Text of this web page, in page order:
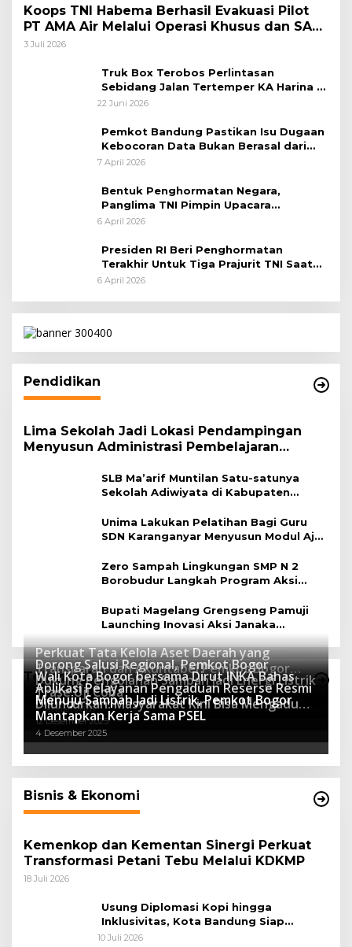
Koops TNI Habema Berhasil Evakuasi Pilot
PT AMA Air Melalui Operasi Khusus dan SAR
Taktis
3 Juli 2026
Truk Box Terobos Perlintasan
Sebidang Jalan Tertemper KA Harina di
Jalan Stasiun Poncol-Jrakah Semarang
22 Juni 2026
Pemkot Bandung Pastikan Isu Dugaan
Kebocoran Data Bukan Berasal dari
Server Disdukcapil
7 April 2026
Bentuk Penghormatan Negara,
Panglima TNI Pimpin Upacara
Pemakaman Militer
6 April 2026
Presiden RI Beri Penghormatan
Terakhir Untuk Tiga Prajurit TNI Saat
Persemayaman di Bandara Soekarno-
6 April 2026
Pendidikan
Lima Sekolah Jadi Lokasi Pendampingan
Menyusun Administrasi Pembelajaran
SLB Ma’arif Muntilan Satu-satunya
Sekolah Adiwiyata di Kabupaten
Unima Lakukan Pelatihan Bagi Guru
SDN Karanganyar Menyusun Modul Ajar
Zero Sampah Lingkungan SMP N 2
Borobudur Langkah Program Aksi
Bupati Magelang Grengseng Pamuji
Launching Inovasi Aksi Janaka
Program Sekolah Adiwiyata
Teknologi
Perkuat Tata Kelola Aset Daerah yang
Transparan dan Akuntabel Pemkot Bogor
Luncurkan SIMASDA
8 Juli 2026
Dorong Salusi Regional, Pemkot Bogor
Dukung Pengolahan Sampah Jadi Energi Listrik
8 April 2026
Wali Kota Bogor bersama Dirut INKA Bahas
Trase Uji Coba
7 Januari 2026
Aplikasi Pelayanan Pengaduan Reserse Resmi
Diluncurkan: Masyarakat Kini Bisa Mengadu
Lebih Cepat, Mudah, dan Terintegrasi
12 Desember 2025
Menuju Sampah Jadi Listrik, Pemkot Bogor
Mantapkan Kerja Sama PSEL
4 Desember 2025
Bisnis & Ekonomi
Kemenkop dan Kementan Sinergi Perkuat
Transformasi Petani Tebu Melalui KDKMP
18 Juli 2026
Usung Diplomasi Kopi hingga
Inklusivitas, Kota Bandung Siap
Sambut 25 Duta Besar di Festival Asia
10 Juli 2026